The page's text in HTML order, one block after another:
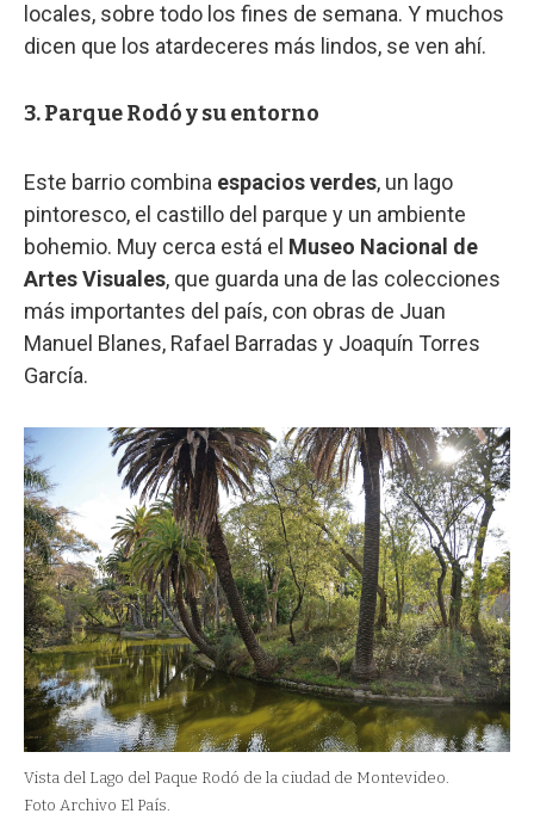
locales, sobre todo los fines de semana. Y muchos
dicen que los atardeceres más lindos, se ven ahí.
3. Parque Rodó y su entorno
Este barrio combina espacios verdes, un lago
pintoresco, el castillo del parque y un ambiente
bohemio. Muy cerca está el Museo Nacional de
Artes Visuales, que guarda una de las colecciones
más importantes del país, con obras de Juan
Manuel Blanes, Rafael Barradas y Joaquín Torres
García.
Vista del Lago del Paque Rodó de la ciudad de Montevideo.
Foto Archivo El País.